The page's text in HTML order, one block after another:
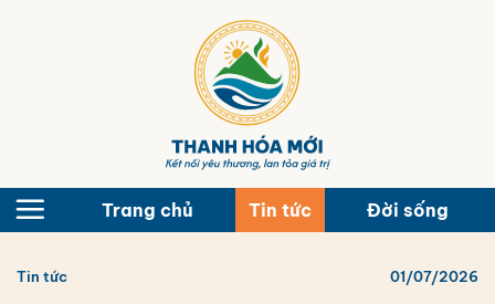
Trang chủ Tin tức Đời sống
Tin tức 01/07/2026